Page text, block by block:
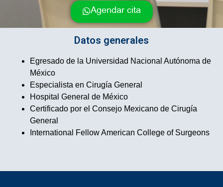
Agendar cita
Datos generales
Egresado de la Universidad Nacional Autónoma de
México
Especialista en Cirugía General
Hospital General de México
Certificado por el Consejo Mexicano de Cirugía
General
International Fellow American College of Surgeons